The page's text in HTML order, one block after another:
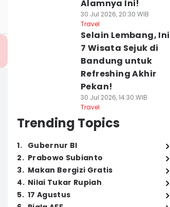
Alamnya Ini!
30 Jul 2026, 20:30 WIB
Travel
Selain Lembang, Ini
7 Wisata Sejuk di
Bandung untuk
Refreshing Akhir
Pekan!
30 Jul 2026, 14:30 WIB
Travel
Trending Topics
1. Gubernur BI
2. Prabowo Subianto
3. Makan Bergizi Gratis
4. Nilai Tukar Rupiah
5. 17 Agustus